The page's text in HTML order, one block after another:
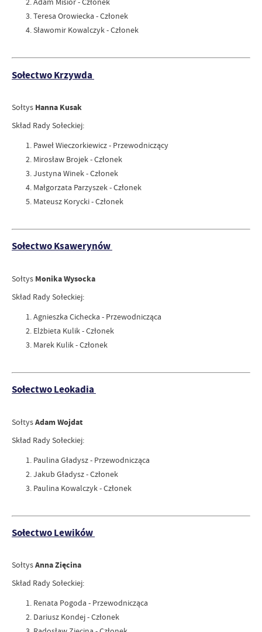
Teresa Orowiecka - Członek
Sławomir Kowalczyk - Członek
Sołectwo Krzywda
Sołtys Hanna Kusak
Skład Rady Sołeckiej:
Paweł Wieczorkiewicz - Przewodniczący
Mirosław Brojek - Członek
Justyna Winek - Członek
Małgorzata Parzyszek - Członek
Mateusz Korycki - Członek
Sołectwo Ksawerynów
Sołtys Monika Wysocka
Skład Rady Sołeckiej:
Agnieszka Cichecka - Przewodnicząca
Elżbieta Kulik - Członek
Marek Kulik - Członek
Sołectwo Leokadia
SołtysAdam Wojdat
Skład Rady Sołeckiej:
Paulina Gładysz - Przewodnicząca
Jakub Gładysz - Członek
Paulina Kowalczyk - Członek
Sołectwo Lewików
SołtysAnna Zięcina
Skład Rady Sołeckiej:
Renata Pogoda - Przewodnicząca
Dariusz Kondej - Członek